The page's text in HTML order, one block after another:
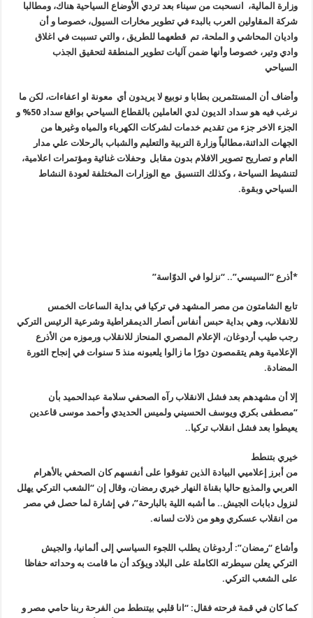
وزارة المالية، انسحبت من سيناء بعد تردي الأوضاع السياحية هناك، ومطالبا
شركة المقاولين العرب بالبدء في تطوير مخارات السيول، خصوصا و أن
واديان المحاشي و الملحة، تم قطعهما للطريق ، والتي تسببت في اغلاق
وادي وتير، خصوصا وأنها ضمن آليات تطوير المنطقة لتحقيق الجذب
السياحي
وأضاف أن المستثمرين بطابا و نوبيع لا يريدون أي معونة او اعفاءات، لكن ما
نرغب فيه هو سداد الديون لدي العاملين بالقطاع السياحي بواقع سداد 50% و
الجزء الاخر جزء من تقديم خدمات لشركات الكهرباء والمياه وغيرها من
الجهات الدائنة،مطالباً وزارة التربية والتعليم والشباب بالرحلات علي مدار
العام و تصاريح تصوير الافلام بدون مقابل وحفلات غنائية ومؤتمرات اعلامية،
لتنشيط السياحة ، وكذلك التنسيق مع الوزارات المختلفة لعودة النشاط
السياحي وبقوة.
*أذرع “السيسي”.. “نزلوا في الدوّاسة”
تابع الشامتون من مصر المشهد في تركيا في بداية الساعات الخمس
للانقلاب، وهي بداية حبس أنفاس أنصار الديمقراطية وشرعية الرئيس التركي
رجب طيب أردوغان، الإعلام المصري المنحاز للانقلاب ورموزه من الأذرع
الإعلامية وهم يتقمصون دورًا ما زالوا يلعبونه منذ 5 سنوات في إنجاح الثورة
المضادة.
إلا أن مشهدهم بعد فشل الانقلاب رآه الصحفي سلامة عبدالحميد بأن
“مصطفى بكري ويوسف الحسيني ولميس الحديدي وأحمد موسى قاعدين
يعيطوا بعد فشل انقلاب تركيا..
خيري بتنطط
من أبرز إعلاميي البيادة الذين تفوقوا على أنفسهم كان الصحفي بالأهرام
العربي والمذيع حاليا بقناة النهار خيري رمضان، وقال إن “الشعب التركي يهلل
لنزول دبابات الجيش.. ما أشبه اللية بالبارحة”، في إشارة لما حصل في مصر
من انقلاب عسكري وهو من ذلات لسانه.
وأشاع “رمضان”: أردوغان يطلب اللجوء السياسي إلى ألمانيا، والجيش
التركي يعلن سيطرته الكاملة على البلاد ويؤكد أن ما قامت به وحداته حفاظا
على الشعب التركي.
كما كان في قمة فرحته فقال: “انا قلبي بيتنطط من الفرحة ربنا حامي مصر و